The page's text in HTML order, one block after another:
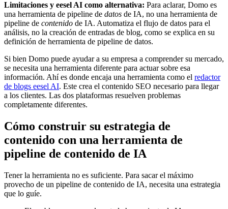
Limitaciones y eesel AI como alternativa: Para aclarar, Domo es
una herramienta de pipeline de datos de IA, no una herramienta de
pipeline de contenido de IA. Automatiza el flujo de datos para el
análisis, no la creación de entradas de blog, como se explica en su
definición de herramienta de pipeline de datos.
Si bien Domo puede ayudar a su empresa a comprender su mercado,
se necesita una herramienta diferente para actuar sobre esa
información. Ahí es donde encaja una herramienta como el redactor
de blogs eesel AI. Este crea el contenido SEO necesario para llegar
a los clientes. Las dos plataformas resuelven problemas
completamente diferentes.
Cómo construir su estrategia de
contenido con una herramienta de
pipeline de contenido de IA
Tener la herramienta no es suficiente. Para sacar el máximo
provecho de un pipeline de contenido de IA, necesita una estrategia
que lo guíe.